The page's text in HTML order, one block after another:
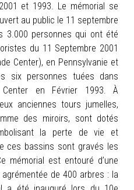
et 1993. Le mémorial se
au public le 11 septembre
3.000 personnes qui ont été
du 11 Septembre 2001
Center), en Pennsylvanie et
six personnes tuées dans
en Février 1993. À
anciennes tours jumelles,
des miroirs, sont dotés
la perte de vie et
ces bassins sont gravés les
mémorial est entouré d’une
de 400 arbres : la